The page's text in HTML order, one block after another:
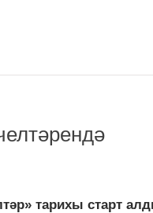
тарихы старт